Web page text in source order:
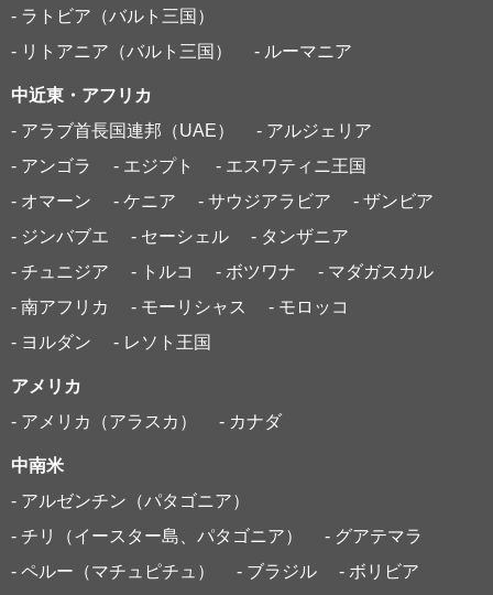
- ラトビア（バルト三国）
- リトアニア（バルト三国）
- ルーマニア
中近東・アフリカ
- アラブ首長国連邦（UAE）
- アルジェリア
- アンゴラ
- エジプト
- エスワティニ王国
- オマーン
- ケニア - サウジアラビア
- ザンビア
- ジンバブエ
- セーシェル
- タンザニア
- チュニジア
- トルコ - ボツワナ
- マダガスカル
- 南アフリカ
- モーリシャス
- モロッコ
- ヨルダン
- レソト王国
アメリカ
- アメリカ（アラスカ）
- カナダ
中南米
- アルゼンチン（パタゴニア）
- チリ（イースター島、パタゴニア）
- グアテマラ
- ペルー（マチュピチュ）
- ブラジル
- ボリビア